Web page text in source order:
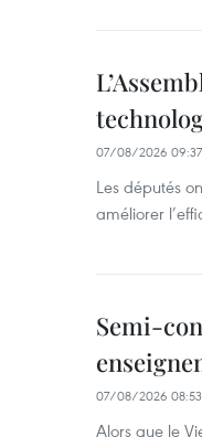
07/08/2026 09:37
Les députés
améliorer
Semi-
07/08/2026 08:53
Alors que le